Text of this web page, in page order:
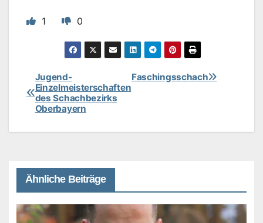
1 0
Beitragsnavigation
Faschingsschach
Jugend-
Einzelmeisterschaften
des Schachbezirks
Oberbayern
Ähnliche Beiträge